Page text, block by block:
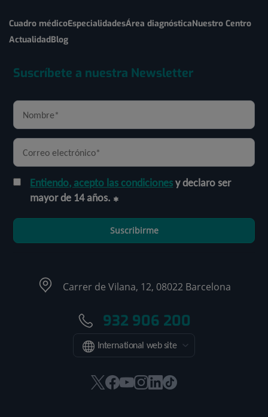
Cuadro médicoEspecialidadesÁrea diagnósticaNuestro Centro
ActualidadBlog
Suscríbete a nuestra Newsletter
Entiendo, acepto las condicionesy declaro ser
mayor de 14 años.
Suscribirme
Carrer de Vilana, 12, 08022 Barcelona
932 906 200
International web site
EsteEsteEsteEsteEsteEnlace